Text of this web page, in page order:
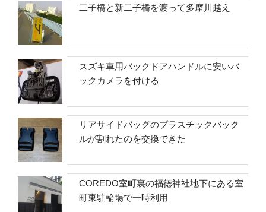
二子橋と新二子橋を渡って多摩川越え
スズキ車用バックドアハンドルに安いバ
ックカメラを付ける
リアサイドバッグのプラスチックバック
ルが割れたのを交換できた
COREDO室町裏の福徳神社地下にある室
町東駐輪場で一時利用